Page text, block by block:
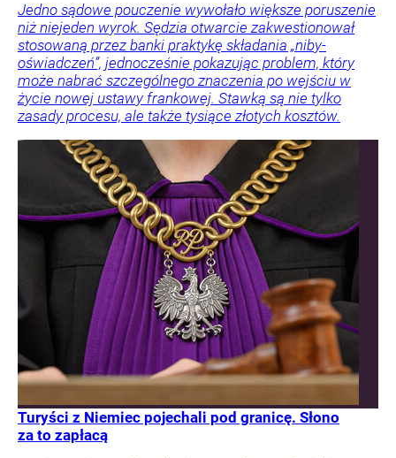
Jedno sądowe pouczenie wywołało większe poruszenie
niż niejeden wyrok. Sędzia otwarcie zakwestionował
stosowaną przez banki praktykę składania „niby-
oświadczeń”, jednocześnie pokazując problem, który
może nabrać szczególnego znaczenia po wejściu w
życie nowej ustawy frankowej. Stawką są nie tylko
zasady procesu, ale także tysiące złotych kosztów.
Turyści z Niemiec pojechali pod granicę. Słono
za to zapłacą